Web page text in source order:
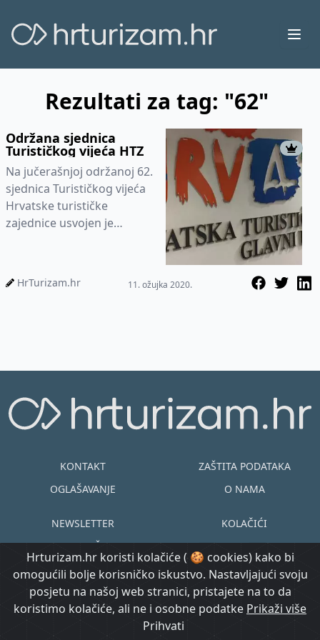
Rezultati za tag: "62"
Održana sjednica
Turističkog vijeća HTZ
Na jučerašnjoj održanoj 62.
sjednica Turističkog vijeća
Hrvatske turističke
zajednice usvojen je
HrTurizam.hr 11. ožujka 2020.
Hrturizam.hr koristi kolačiće ( 🍪 cookies) kako bi
omogućili bolje korisničko iskustvo. Nastavljajući svoju
posjetu na našoj web stranici, pristajete na to da
koristimo kolačiće, ali ne i osobne podatke Prikaži više
Prihvati
KONTAKT
OGLAŠAVANJE
ZAŠTITA PODATAKA
O NAMA
NEWSLETTER
UVJETI KORIŠTENJA
KOLAČIĆI
EN HR
© Copyright
2015.-2026.
@ Created by
Morgan Code
Prijavi se